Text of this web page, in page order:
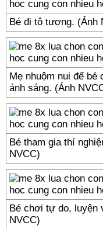
Bé đi tô tượng. (Ảnh
Mẹ nhuộm nui để
ánh sáng. (Ảnh
Bé tham gia thí
NVCC)
Bé chơi tự do, luyện
NVCC)